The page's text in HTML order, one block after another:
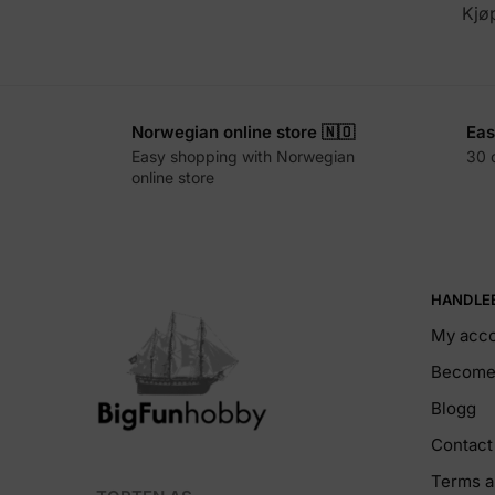
Norwegian online store 🇳🇴
Easy shopping with Norwegian
online store
30
My
Blogg
Terms